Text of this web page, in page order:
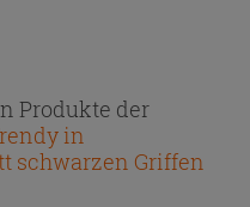
Produkte der
in
schwarzen Griffen